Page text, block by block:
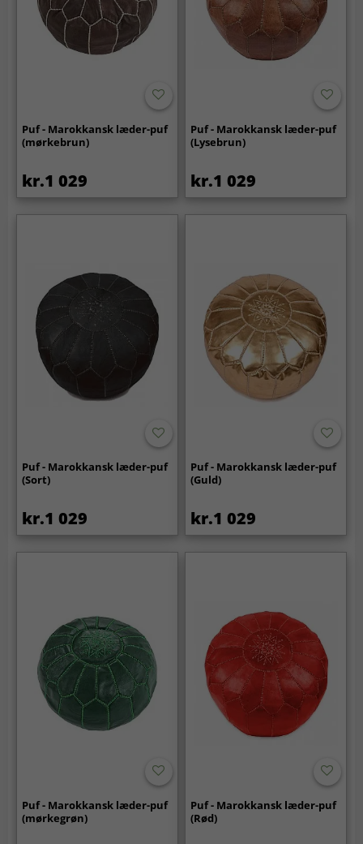
Puf - Marokkansk læder-puf
(mørkebrun)
kr.1 029
Puf - Marokkansk læder-puf
(Lysebrun)
kr.1 029
Puf - Marokkansk læder-puf
(Sort)
kr.1 029
Puf - Marokkansk læder-puf
(Guld)
kr.1 029
Puf - Marokkansk læder-puf
(mørkegrøn)
Puf - Marokkansk læder-puf
(Rød)